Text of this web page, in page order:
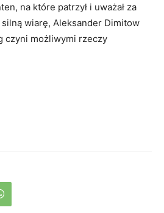
na które patrzył i uważał za
silną wiarę, Aleksander Dimitow
czyni możliwymi rzeczy